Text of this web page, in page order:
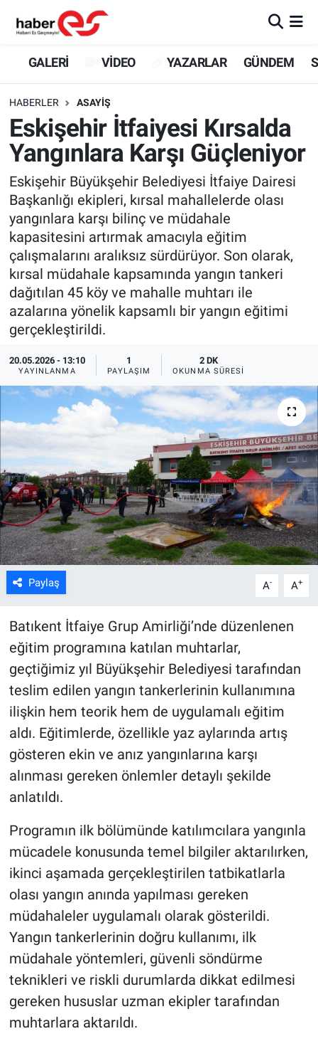
GALERİ VİDEO YAZARLAR GÜNDEM
HABERLER ASAYİŞ
Eskişehir İtfaiyesi Kırsalda
Yangınlara Karşı Güçleniyor
Eskişehir Büyükşehir Belediyesi İtfaiye Dairesi
Başkanlığı ekipleri, kırsal mahallelerde olası
yangınlara karşı bilinç ve müdahale
kapasitesini artırmak amacıyla eğitim
çalışmalarını aralıksız sürdürüyor. Son olarak,
kırsal müdahale kapsamında yangın tankeri
dağıtılan 45 köy ve mahalle muhtarı ile
azalarına yönelik kapsamlı bir yangın eğitimi
gerçekleştirildi.
20.05.2026 - 13:10
YAYINLANMA
1
PAYLAŞIM
2 DK
OKUNMA SÜRESI
Paylaş A- A+
Batıkent İtfaiye Grup Amirliği’nde düzenlenen
eğitim programına katılan muhtarlar,
geçtiğimiz yıl Büyükşehir Belediyesi tarafından
teslim edilen yangın tankerlerinin kullanımına
ilişkin hem teorik hem de uygulamalı eğitim
aldı. Eğitimlerde, özellikle yaz aylarında artış
gösteren ekin ve anız yangınlarına karşı
alınması gereken önlemler detaylı şekilde
anlatıldı.
Programın ilk bölümünde katılımcılara yangınla
mücadele konusunda temel bilgiler aktarılırken,
ikinci aşamada gerçekleştirilen tatbikatlarla
olası yangın anında yapılması gereken
müdahaleler uygulamalı olarak gösterildi.
Yangın tankerlerinin doğru kullanımı, ilk
müdahale yöntemleri, güvenli söndürme
teknikleri ve riskli durumlarda dikkat edilmesi
gereken hususlar uzman ekipler tarafından
muhtarlara aktarıldı.
GALERİ
YAZARLAR
GÜNDEM
SİYASET
TEKNOLOJİ
EKONOMİ
SPOR
Eskişehir Nöbetçi Eczaneler
Eskişehir Trafik Yoğunluk Haritası
Süper Lig Puan Durumu ve Fikstür
Tüm Manşetler
Son Dakika Haberleri
Haber Arşivi